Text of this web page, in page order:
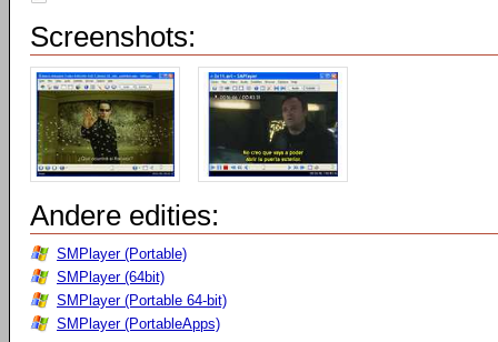
Screenshots:
Andere edities:
SMPlayer (Portable)
SMPlayer (64bit)
SMPlayer (Portable 64-bit)
SMPlayer (PortableApps)